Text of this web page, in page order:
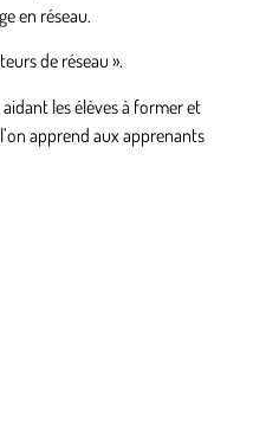
en réseau.
de réseau ».
les élèves à former et
apprend aux apprenants